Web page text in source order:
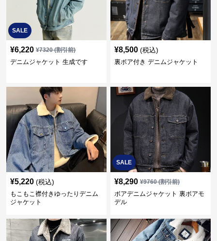
SALE
¥6,220 ¥7320(割引前)
デニムジャケット 生成です
¥8,500 (税込)
裏ボア付き デニムジャケット
¥5,220 (税込)
もこもこ襟付きゆったりデニム
ジャケット
SALE
¥8,290 ¥9760(割引前)
ボアデニムジャケット 裏ボアモ
デル